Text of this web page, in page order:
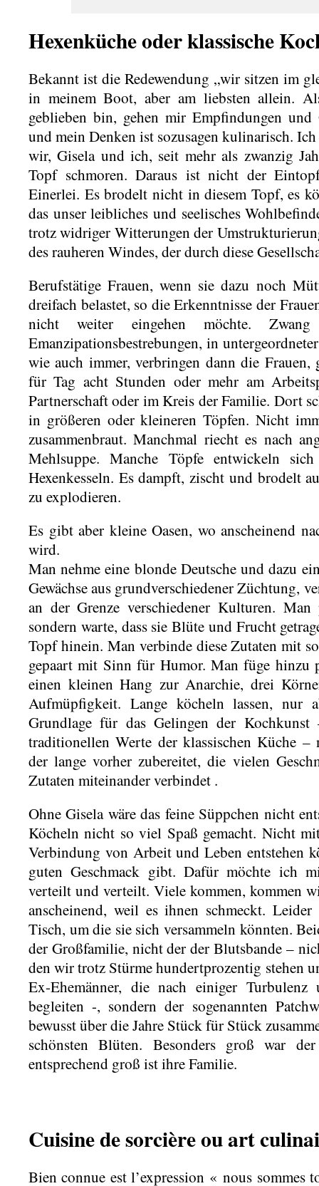
Hexenküche oder klassische
Bekannt ist die Redewendung „wir sitzen im
in meinem Boot, aber am liebsten allein.
geblieben bin, gehen mir Empfindungen
und mein Denken ist sozusagen kulinarisch. Ich
wir, Gisela und ich, seit mehr als zwanzig
Topf schmoren. Daraus ist nicht der
Einerlei. Es brodelt nicht in diesem Topf, es
das unser leibliches und seelisches
trotz widriger Witterungen der
des rauheren Windes, der durch diese
Berufstätige Frauen, wenn sie dazu noch
dreifach belastet, so die Erkenntnisse der
nicht weiter eingehen möchte.
Emanzipationsbestrebungen, in
wie auch immer, verbringen dann die Frauen,
für Tag acht Stunden oder mehr am
Partnerschaft oder im Kreis der Familie. Dort
in größeren oder kleineren Töpfen. Nicht
zusammenbraut. Manchmal riecht es nach
Mehlsuppe. Manche Töpfe entwickeln
Hexenkesseln. Es dampft, zischt und brodelt
zu explodieren.
Es gibt aber kleine Oasen, wo anscheinend
wird.
Man nehme eine blonde Deutsche und dazu
Gewächse aus grundverschiedener Züchtung,
an der Grenze verschiedener Kulturen.
sondern warte, dass sie Blüte und Frucht
Topf hinein. Man verbinde diese Zutaten mit
gepaart mit Sinn für Humor. Man füge hinzu
einen kleinen Hang zur Anarchie, drei
Aufmüpfigkeit. Lange köcheln lassen, nur
Grundlage für das Gelingen der
traditionellen Werte der klassischen Küche –
der lange vorher zubereitet, die vielen
Zutaten miteinander verbindet .
Ohne Gisela wäre das feine Süppchen nicht
Köcheln nicht so viel Spaß gemacht. Nicht
Verbindung von Arbeit und Leben entstehen
guten Geschmack gibt. Dafür möchte ich
verteilt und verteilt. Viele kommen, kommen
anscheinend, weil es ihnen schmeckt.
Tisch, um die sie sich versammeln könnten.
der Großfamilie, nicht der der Blutsbande –
den wir trotz Stürme hundertprozentig stehen
Ex-Ehemänner, die nach einiger
begleiten -, sondern der sogenannten
bewusst über die Jahre Stück für Stück
schönsten Blüten. Besonders groß war
entsprechend groß ist ihre Familie.
Cuisine de sorcière ou art
Bien connue est l’expression « nous sommes